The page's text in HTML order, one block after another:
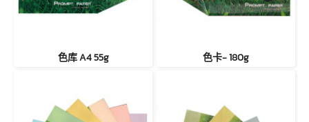
色库 A4 55g 色卡- 180g